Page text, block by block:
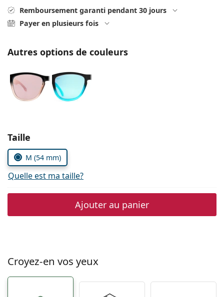
Toutes les marques
Persol
Toutes les marques
Remboursement garanti pendant 30 jours
Payer en plusieurs fois
Autres options de couleurs
Choisissez les paramètres
Taille
M (54 mm)
Quelle est ma taille?
Ajouter au panier
Croyez-en vos yeux